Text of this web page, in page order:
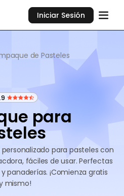
Iniciar Sesión
de Pasteles
para
para pasteles con
fáciles de usar. Perfectas
panaderías. ¡Comienza gratis
mismo!